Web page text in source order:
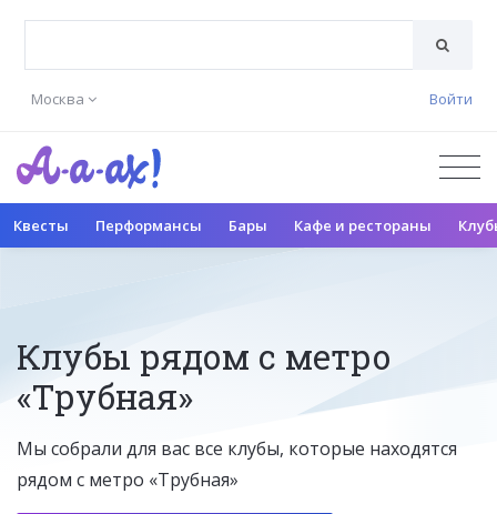
Москва Войти
Квесты Перформансы Бары Кафе и рестораны
Клубы рядом с метро
«Трубная»
Мы собрали для вас все клубы, которые находятся
рядом с метро «Трубная»